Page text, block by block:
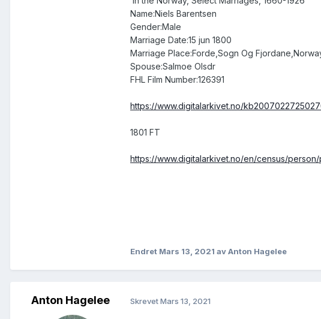
##### (kvar fødd/oppvaksen?)
og kona Salmøy Olsdotter frå
Name:Niels Barentsen
Gender:Male
Marriage Date:15 jun 1800
Marriage Place:Forde,Sogn Og
Spouse:Salmoe Olsdr
FHL Film Number:126391
https://www.digitalarkivet.no/
1801 FT
https://www.digitalarkivet.no/en/census/
Endret Mars 13, 2021 av Anton Hagelee
Anton Hagelee SkrevetMars 13, 2021